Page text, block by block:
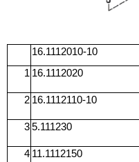
16.1112010-10
1 16.1112020
2 16.1112110-10
35.111230
4 11.1112150